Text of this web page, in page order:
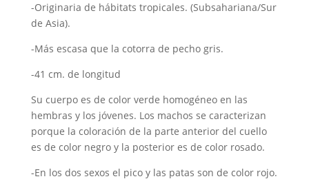
-Originaria de hábitats tropicales. (Subsahariana/Sur
de Asia).
-Más escasa que la cotorra de pecho gris.
-41 cm. de longitud
Su cuerpo es de color verde homogéneo en las
hembras y los jóvenes. Los machos se caracterizan
porque la coloración de la parte anterior del cuello
es de color negro y la posterior es de color rosado.
-En los dos sexos el pico y las patas son de color rojo.